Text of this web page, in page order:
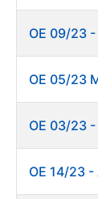
OE 09/23
OE 03/23 -